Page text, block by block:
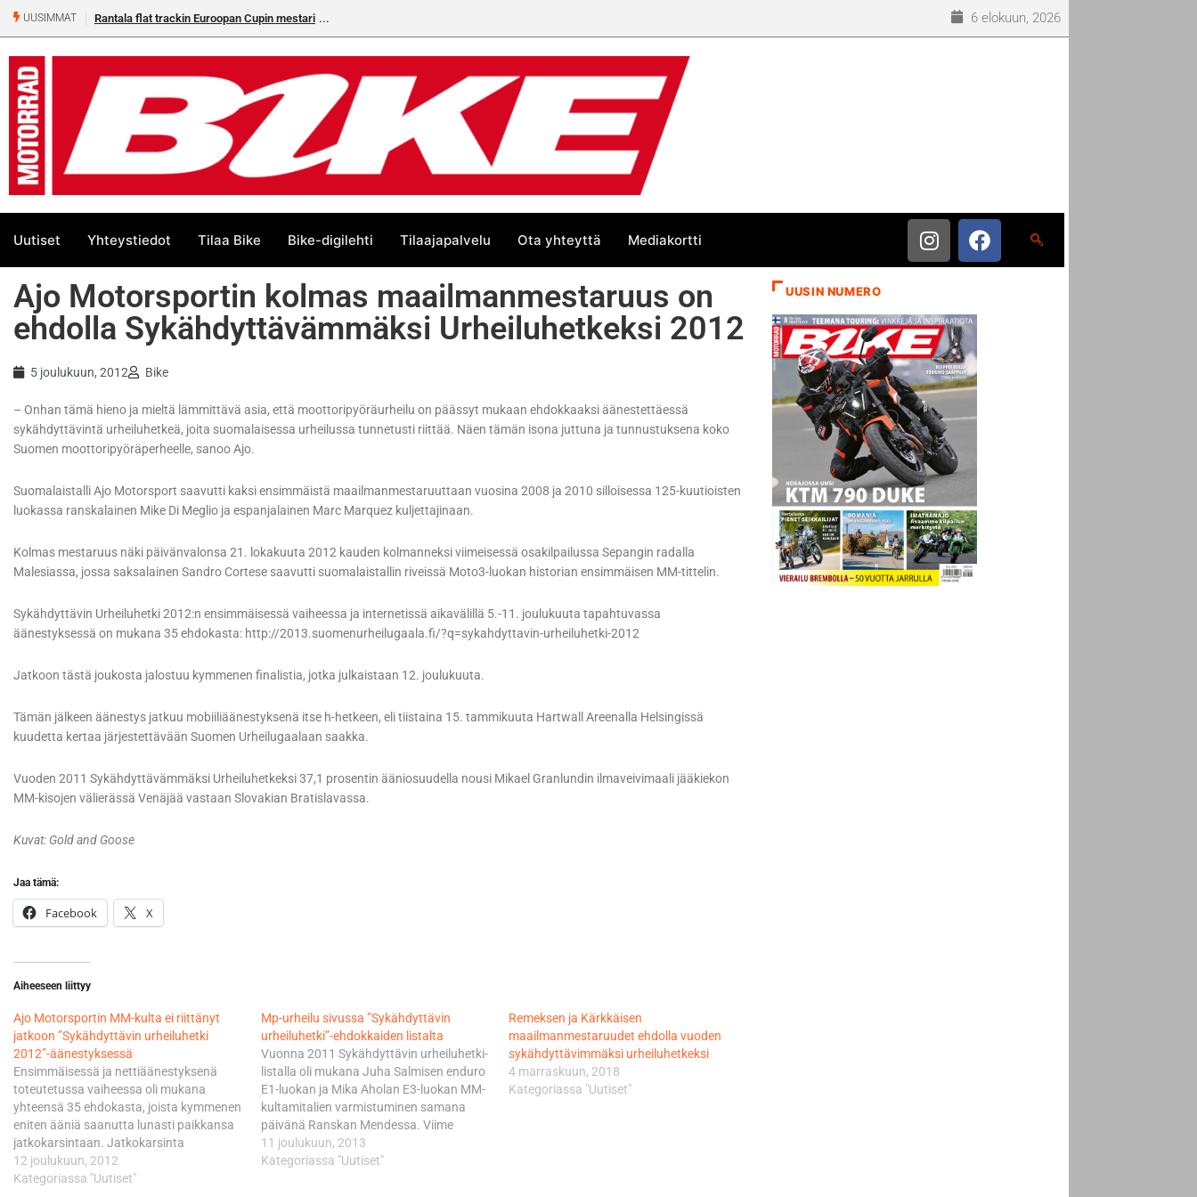
UUSIMMAT Rantala flat trackin Euroopan Cupin mestari 6 elokuun, 2026
Uutiset Yhteystiedot Tilaa Bike Bike-digilehti Tilaajapalvelu Ota yhteyttä Mediakortti
Ajo Motorsportin kolmas maailmanmestaruus on
ehdolla Sykähdyttävämmäksi Urheiluhetkeksi 2012
5 joulukuun, 2012 Bike
– Onhan tämä hieno ja mieltä lämmittävä asia, että moottoripyöräurheilu on päässyt mukaan ehdokkaaksi äänestettäessä
sykähdyttävintä urheiluhetkeä, joita suomalaisessa urheilussa tunnetusti riittää. Näen tämän isona juttuna ja tunnustuksena koko
Suomen moottoripyöräperheelle, sanoo Ajo.
Suomalaistalli Ajo Motorsport saavutti kaksi ensimmäistä maailmanmestaruuttaan vuosina 2008 ja 2010 silloisessa 125-kuutioisten
luokassa ranskalainen Mike Di Meglio ja espanjalainen Marc Marquez kuljettajinaan.
Kolmas mestaruus näki päivänvalonsa 21. lokakuuta 2012 kauden kolmanneksi viimeisessä osakilpailussa Sepangin radalla
Malesiassa, jossa saksalainen Sandro Cortese saavutti suomalaistallin riveissä Moto3-luokan historian ensimmäisen MM-tittelin.
Sykähdyttävin Urheiluhetki 2012:n ensimmäisessä vaiheessa ja internetissä aikavälillä 5.-11. joulukuuta tapahtuvassa
äänestyksessä on mukana 35 ehdokasta: http://2013.suomenurheilugaala.fi/?q=sykahdyttavin-urheiluhetki-2012
Jatkoon tästä joukosta jalostuu kymmenen finalistia, jotka julkaistaan 12. joulukuuta.
Tämän jälkeen äänestys jatkuu mobiiliäänestyksenä itse h-hetkeen, eli tiistaina 15. tammikuuta Hartwall Areenalla Helsingissä
kuudetta kertaa järjestettävään Suomen Urheilugaalaan saakka.
Vuoden 2011 Sykähdyttävämmäksi Urheiluhetkeksi 37,1 prosentin ääniosuudella nousi Mikael Granlundin ilmaveivimaali jääkiekon
MM-kisojen välierässä Venäjää vastaan Slovakian Bratislavassa.
Kuvat: Gold and Goose
Jaa tämä:
Facebook X
Aiheeseen liittyy
Ajo Motorsportin MM-kulta ei riittänyt
jatkoon ”Sykähdyttävin urheiluhetki
2012”-äänestyksessä
Ensimmäisessä ja nettiäänestyksenä
toteutetussa vaiheessa oli mukana
yhteensä 35 ehdokasta, joista kymmenen
eniten ääniä saanutta lunasti paikkansa
jatkokarsintaan. Jatkokarsinta
suoritetaan vuorostaan
puhelinäänestyksenä. Tämän nipun viisi
12 joulukuun, 2012
Kategoriassa "Uutiset"
Mp-urheilu sivussa ”Sykähdyttävin
urheiluhetki”-ehdokkaiden listalta
Vuonna 2011 Sykähdyttävin urheiluhetki-
listalla oli mukana Juha Salmisen enduro
E1-luokan ja Mika Aholan E3-luokan MM-
kultamitalien varmistuminen samana
päivänä Ranskan Mendessa. Viime
vuonna listoille ylsi puolestaan Aki Ajon
johtaman Ajo Motorsportin saavuttama
11 joulukuun, 2013
Kategoriassa "Uutiset"
Remeksen ja Kärkkäisen
maailmanmestaruudet ehdolla vuoden
sykähdyttävimmäksi urheiluhetkeksi
4 marraskuun, 2018
Kategoriassa "Uutiset"
UUSIN NUMERO